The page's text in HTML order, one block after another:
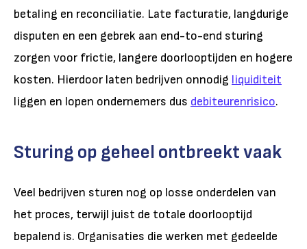
betaling en reconciliatie. Late facturatie, langdurige
disputen en een gebrek aan end-to-end sturing
zorgen voor frictie, langere doorlooptijden en hogere
kosten. Hierdoor laten bedrijven onnodig liquiditeit
liggen en lopen ondernemers dus debiteurenrisico.
Sturing op geheel ontbreekt vaak
Veel bedrijven sturen nog op losse onderdelen van
het proces, terwijl juist de totale doorlooptijd
bepalend is. Organisaties die werken met gedeelde